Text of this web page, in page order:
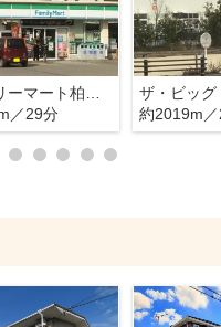
／29分
約2019m